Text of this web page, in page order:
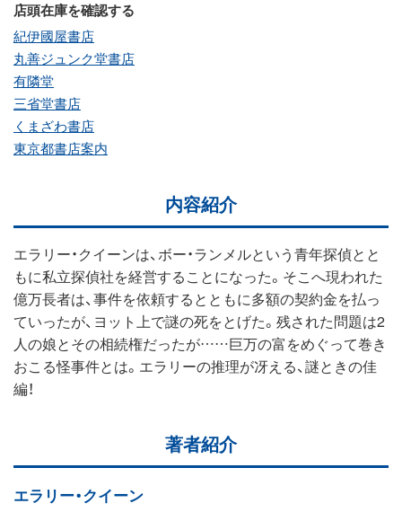
店頭在庫を確認する
紀伊國屋書店
丸善ジュンク堂書店
有隣堂
三省堂書店
くまざわ書店
東京都書店案内
内容紹介
エラリー・クイーンは、ボー・ランメルという青年探偵とと
もに私立探偵社を経営することになった。そこへ現われた
億万長者は、事件を依頼するとともに多額の契約金を払っ
ていったが、ヨット上で謎の死をとげた。残された問題は2
人の娘とその相続権だったが……巨万の富をめぐって巻き
おこる怪事件とは。エラリーの推理が冴える、謎ときの佳
編！
著者紹介
エラリー・クイーン